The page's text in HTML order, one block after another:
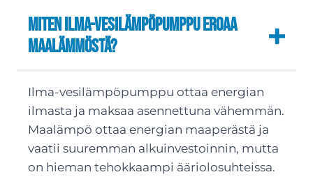
Miten ilma-vesilämpöpumppu eroaa
maalämmöstä?
Ilma-vesilämpöpumppu ottaa energian
ilmasta ja maksaa asennettuna vähemmän.
Maalämpö ottaa energian maaperästä ja
vaatii suuremman alkuinvestoinnin, mutta
on hieman tehokkaampi ääriolosuhteissa.